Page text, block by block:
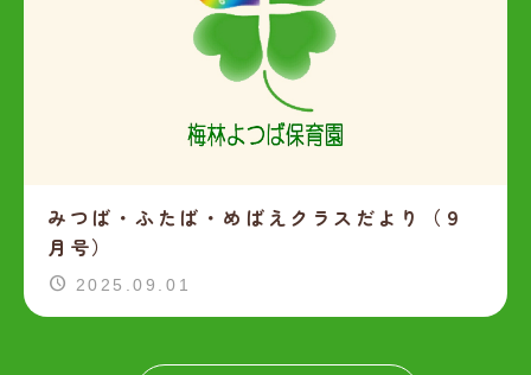
みつば・ふたば・めばえクラスだより（９
月号）
2025.09.01